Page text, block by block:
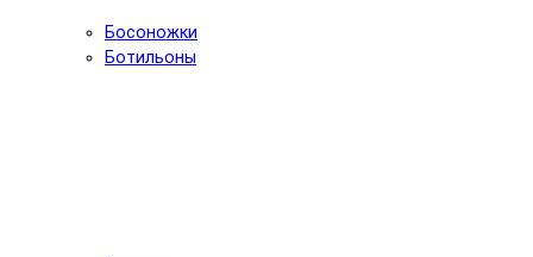
Босоножки
Ботильоны